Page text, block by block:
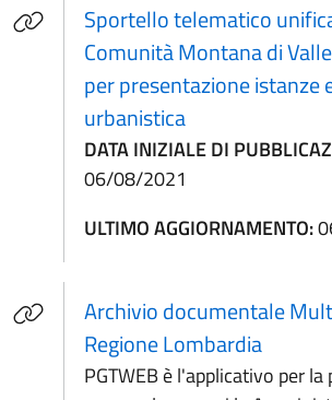
Sportello telematico
Comunità Montana di
per presentazione istanze
urbanistica(apre in un'altra
DATA INIZIALE DI
06/08/2021
ULTIMO AGGIORNAMENTO:
Archivio documentale
Regione Lombardia(apre in
PGTWEB è l'applicativo per